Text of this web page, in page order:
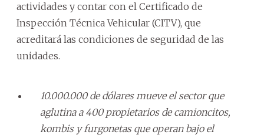
actividades y contar con el Certificado de
Inspección Técnica Vehicular (CITV), que
acreditará las condiciones de seguridad de las
unidades.
10.000.000 de dólares mueve el sector que
aglutina a 400 propietarios de camioncitos,
kombis y furgonetas que operan bajo el